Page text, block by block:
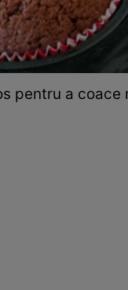
pentru a coace